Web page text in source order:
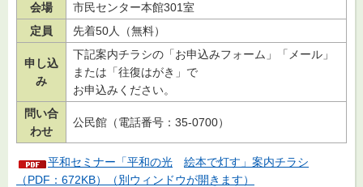
会場
市民センター本館301室
定員
先着50人（無料）
申し込
み
下記案内チラシの「お申込みフォーム」「メール」
または「往復はがき」で
お申込みください。
問い合
わせ
公民館（電話番号：35-0700）
平和セミナー「平和の光 絵本で灯す」案内チラシ
（PDF：672KB）（別ウィンドウが開きます）